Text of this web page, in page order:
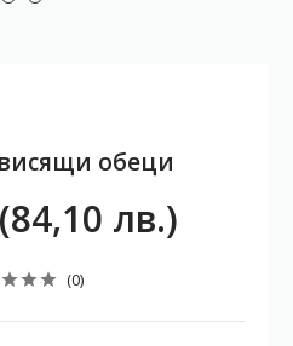
обеци
лв.)
(0)